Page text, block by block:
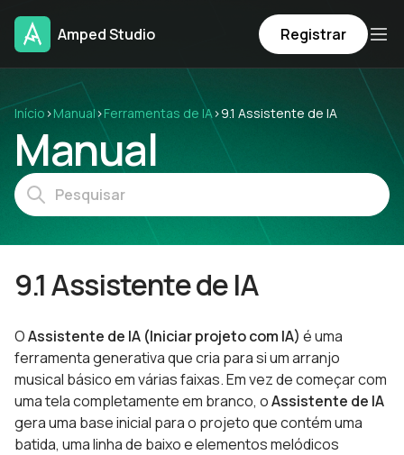
Amped Studio Registrar
Início›Manual›Ferramentas de IA›9.1 Assistente de IA
Manual
9.1 Assistente de IA
OAssistente de IA (Iniciar projeto com IA) é uma
ferramenta generativa que cria para si um arranjo
musical básico em várias faixas. Em vez de começar com
uma tela completamente em branco, oAssistente de IA
gera uma base inicial para o projeto que contém uma
batida, uma linha de baixo e elementos melódicos